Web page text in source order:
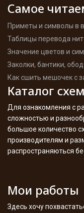
Самое
Приметы и символы в
Таблицы перевода
Значение цветов и
Заколки, бантики,
Как сшить мешочек с
Каталог
Для ознакомления с
сложностью и
большое количество
производителям и
распространяються
Мои работы
Здесь хочу